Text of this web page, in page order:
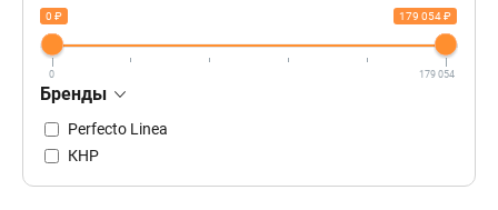
0 ₽ 179 054 ₽
0 179 054
Бренды
Perfecto Linea
КНР